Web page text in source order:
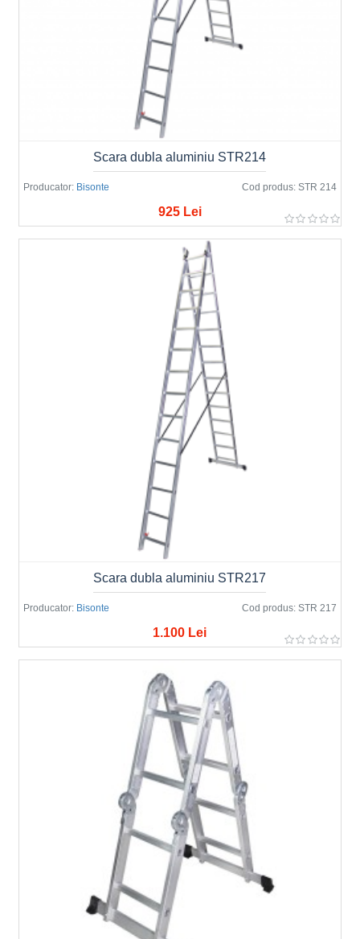
Producator: Bisonte Cod produs: STR 214
Scara dubla aluminiu STR214
925 Lei
Producator: Bisonte Cod produs: STR 217
Scara dubla aluminiu STR217
1.100 Lei